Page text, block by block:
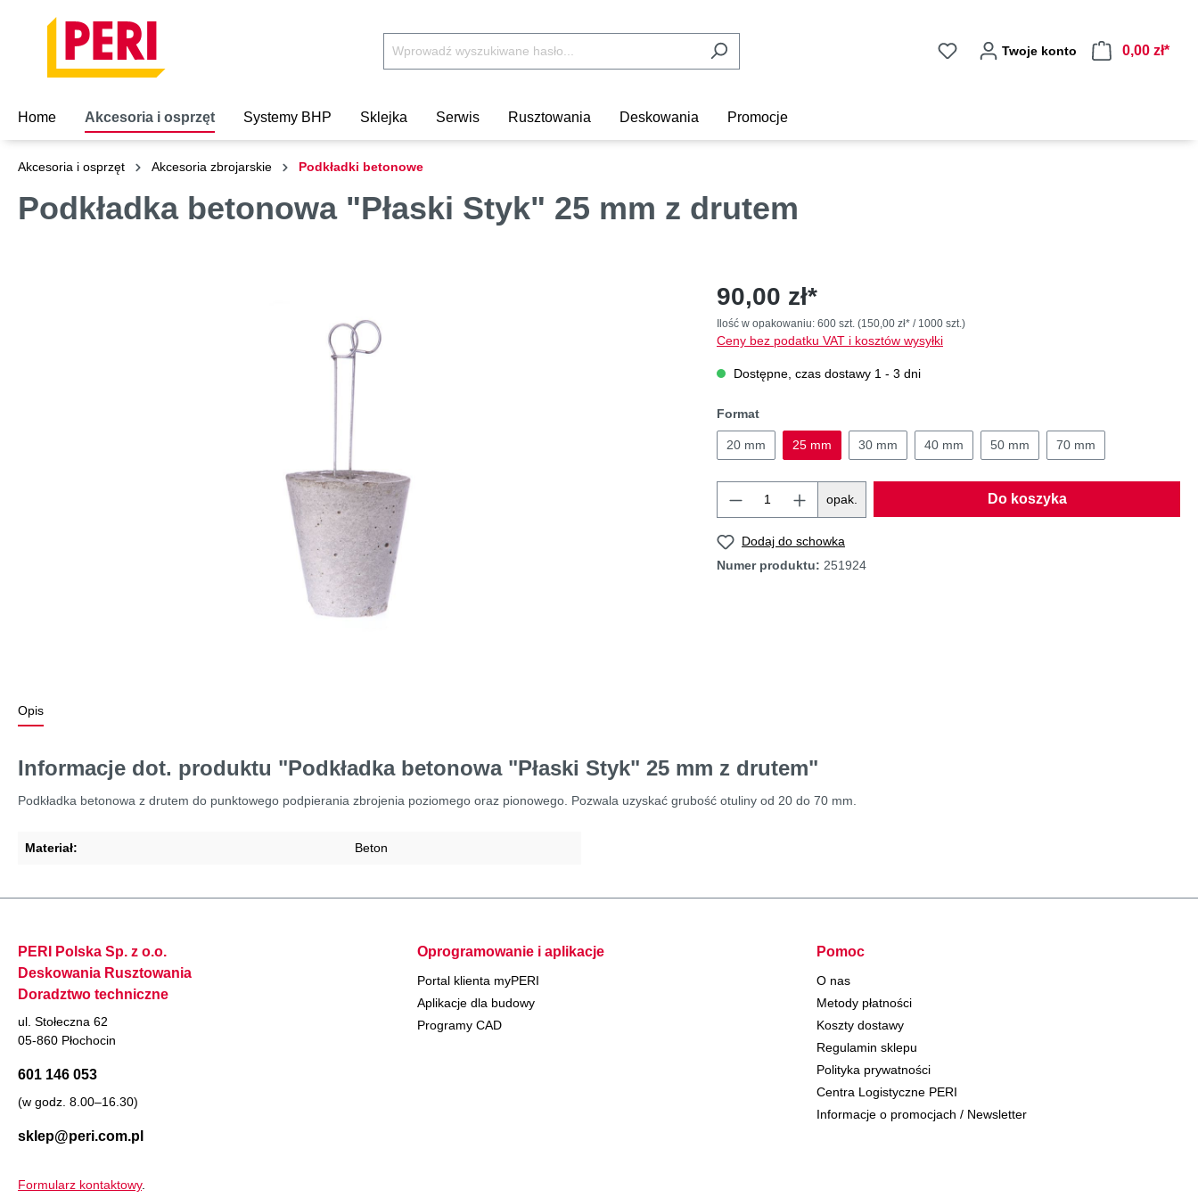
Twoje konto 0,00 zł*
Home Akcesoria i osprzęt Systemy BHP Sklejka Serwis Rusztowania Deskowania Promocje
Akcesoria i osprzęt Akcesoria zbrojarskie Podkładki betonowe
Podkładka betonowa "Płaski Styk" 25 mm z drutem
90,00 zł*
Ilość w opakowaniu: 600 szt. (150,00 zł* / 1000 szt.)
Ceny bez podatku VAT i kosztów wysyłki
Dostępne, czas dostawy 1 - 3 dni
Format
20 mm 25 mm 30 mm 40 mm 50 mm 70 mm
opak. Do koszyka
Dodaj do schowka
Numer produktu: 251924
Opis
Informacje dot. produktu "Podkładka betonowa "Płaski Styk" 25 mm z drutem"
Podkładka betonowa z drutem do punktowego podpierania zbrojenia poziomego oraz pionowego. Pozwala uzyskać grubość otuliny od 20 do 70 mm.
Materiał: Beton
PERI Polska Sp. z o.o.
Deskowania Rusztowania
Doradztwo techniczne
ul. Stołeczna 62
05-860 Płochocin
601 146 053
(w godz. 8.00–16.30)
sklep@peri.com.pl
Formularz kontaktowy.
Oprogramowanie i aplikacje
Portal klienta myPERI
Aplikacje dla budowy
Programy CAD
Pomoc
O nas
Metody płatności
Koszty dostawy
Regulamin sklepu
Polityka prywatności
Centra Logistyczne PERI
Informacje o promocjach / Newsletter